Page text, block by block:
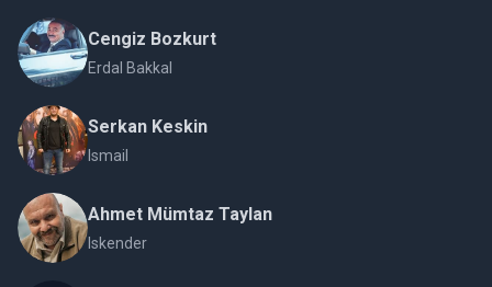
Cengiz Bozkurt
Erdal Bakkal
Serkan Keskin
Ismail
Ahmet Mümtaz Taylan
Iskender